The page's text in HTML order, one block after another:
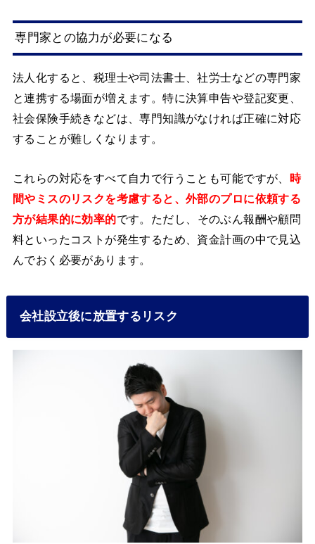
専門家との協力が必要になる
法人化すると、税理士や司法書士、社労士などの専門家
と連携する場面が増えます。特に決算申告や登記変更、
社会保険手続きなどは、専門知識がなければ正確に対応
することが難しくなります。
これらの対応をすべて自力で行うことも可能ですが、 時
間やミスのリスクを考慮すると、外部のプロに依頼する
方が結果的に効率的です。ただし、そのぶん報酬や顧問
料といったコストが発生するため、資金計画の中で見込
んでおく必要があります。
会社設立後に放置するリスク